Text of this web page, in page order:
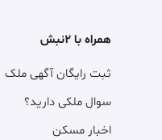
همراه با ۲نبش
ثبت رایگان آگهی ملک
سوال ملکی دارید؟
اخبار مسکن